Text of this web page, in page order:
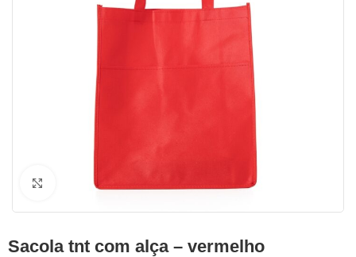
Clique para ampliar
sacola tnt com alça – vermelho